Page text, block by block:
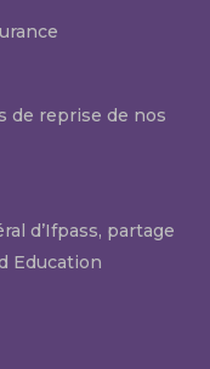
de reprise de nos
d’Ifpass, partage
Education